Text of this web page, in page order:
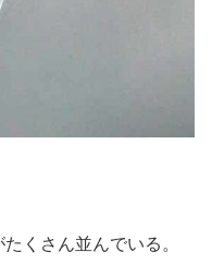
くさん並んでいる。